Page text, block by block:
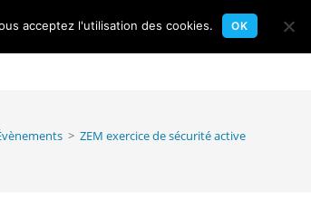
website
> ZEM exercice de sécurité active
acceptez l'utilisation des cookies. OK